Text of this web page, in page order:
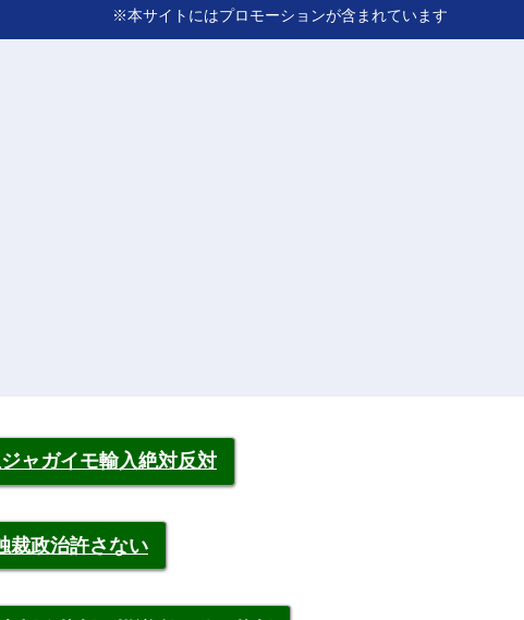
※本サイトにはプロモーションが含まれています
ャガイモ輸入絶対反対
裁政治許さない